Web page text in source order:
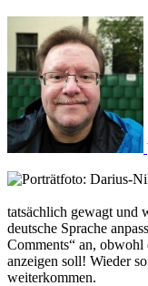
tatsächlich gewagt und
deutsche Sprache
Comments“ an, obwohl
anzeigen soll! Wieder
weiterkommen.